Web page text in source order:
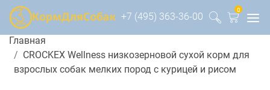
+7 (495) 363-36-00
0
Главная
CROCKEX Wellness низкозерновой сухой корм для
взрослых собак мелких пород с курицей и рисом